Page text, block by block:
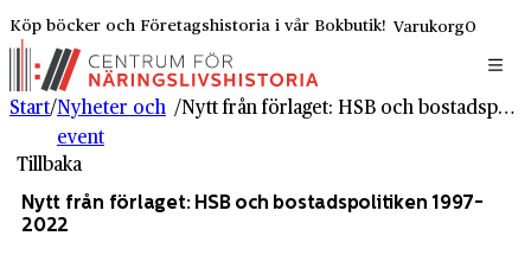
Köp böcker och Företagshistoria i vår Bokbutik! Varukorg0
Start/Nyheter och
event
/ Nytt från förlaget: HSB och bostadspolitiken 1997-2022
Tillbaka
Nytt från förlaget: HSB och bostadspolitiken 1997-
2022